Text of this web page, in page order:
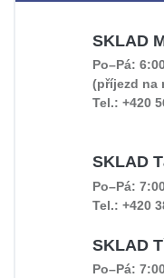
SKLAD
Po–Pá:
(příjezd na
Tel.: +420
SKLAD
Po–Pá:
Tel.: +420
SKLAD
Po–Pá: